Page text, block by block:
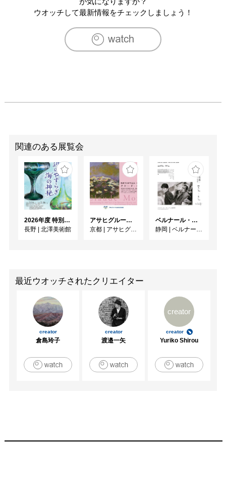
ウオッチして最新情報をチェックしましょう！
関連のある展覧会
2026年度 特別展「ガレとドーム、アール･ヌーヴォーのガラス 水辺のやすらぎ、海の神秘」
長野 | 北澤美術館
アサヒグループ大山崎山荘美術館 開館30周年記念展「没後100年 クロード・モネ」
京都 | アサヒグループ大山崎山荘美術館
ベルナール・ビュフェと写真 ーカメラがとらえたビュフェとその時代、そして21 世紀へ
静岡 | ベルナール・ビュフェ美術館
最近ウオッチされたクリエイター
creator
倉島玲子
creator
渡邉一矢
creator
creator
Yuriko Shirou